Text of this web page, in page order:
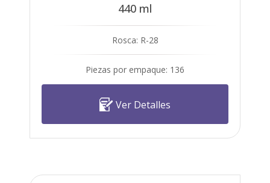
440 ml
Rosca: R-28
Piezas por empaque: 136
Ver Detalles